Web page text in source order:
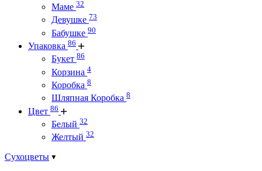
Маме 32
Девушке 73
Бабушке 90
Упаковка 86
Букет 86
Корзина 4
Коробка 8
Шляпная Коробка 8
Цвет 86
Белый 32
Желтый 32
Сухоцветы